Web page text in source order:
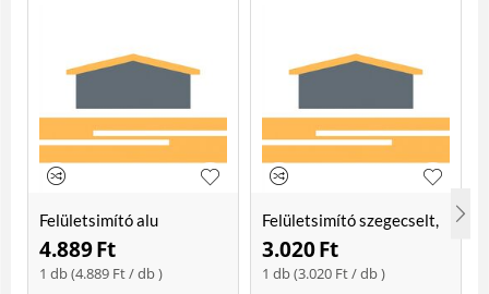
Felületsimító alu
erősített, rome 400 mm
Soft
4.889Ft
1 db (4.889 Ft/ db )
Felületsimító szegecselt,
rome 400mm
3.020Ft
1 db (3.020 Ft/ db )